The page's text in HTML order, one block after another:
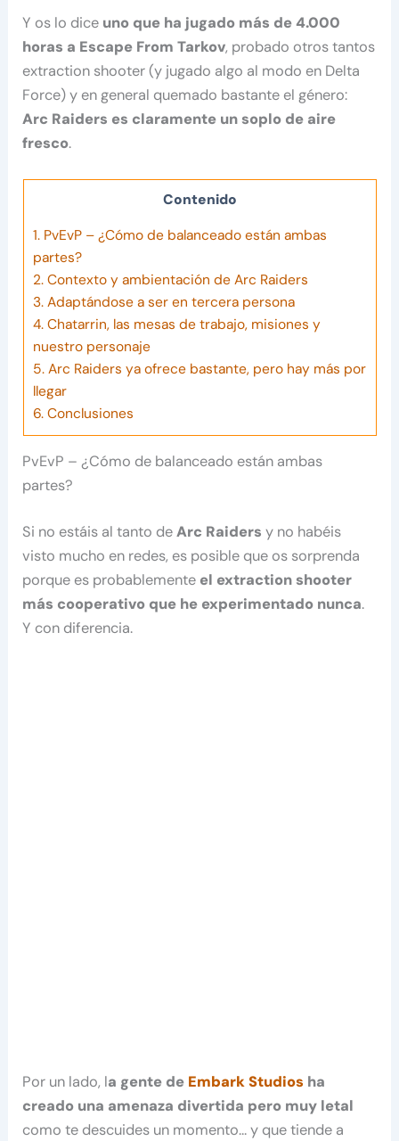
Y os lo dice uno que ha jugado más de 4.000
horas a Escape From Tarkov, probado otros tantos
extraction shooter (y jugado algo al modo en Delta
Force) y en general quemado bastante el género:
Arc Raiders es claramente un soplo de aire
fresco.
Contenido
1.PvEvP – ¿Cómo de balanceado están ambas
partes?
2.Contexto y ambientación de Arc Raiders
3.Adaptándose a ser en tercera persona
4.Chatarrin, las mesas de trabajo, misiones y
nuestro personaje
5.Arc Raiders ya ofrece bastante, pero hay más por
llegar
6.Conclusiones
PvEvP – ¿Cómo de balanceado están ambas
partes?
Si no estáis al tanto deArc Raiders y no habéis
visto mucho en redes, es posible que os sorprenda
porque es probablemente el extraction shooter
más cooperativo que he experimentado nunca.
Y con diferencia.
Por un lado, la gente de Embark Studios ha
creado una amenaza divertida pero muy letal
como te descuides un momento… y que tiende a